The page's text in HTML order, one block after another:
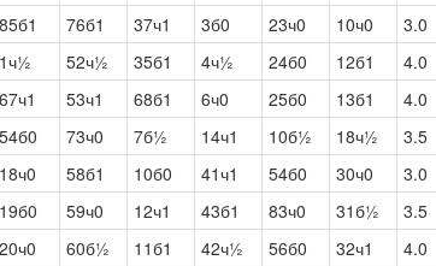
85б1 76б1 37ч1 3б0 23ч0 10ч0 3.0
1ч½ 52ч½ 35б1 4ч½ 24б0 12б1 4.0
67ч1 53ч1 68б1 6ч0 25б0 13б1 4.0
54б0 73ч0 7б½ 14ч1 10б½ 18ч½ 3.5
18ч0 58б1 10б0 41ч1 54б0 30ч0 3.0
19б0 59ч0 12ч1 43б1 83ч0 31б½ 3.5
20ч0 60б½ 11б1 42ч½ 56б0 32ч1 4.0